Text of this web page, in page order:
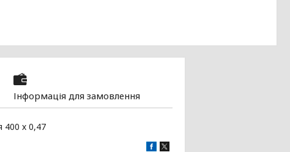
Інформація для замовлення
400 х 0,47